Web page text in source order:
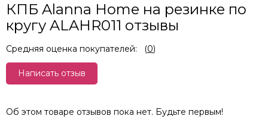
КПБ Alanna Home на резинке по
кругу ALAHR011 отзывы
Средняя оценка покупателей: (0)
Написать отзыв
Об этом товаре отзывов пока нет. Будьте первым!